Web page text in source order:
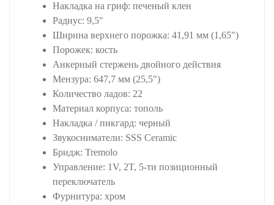
Накладка на гриф: печеный клен
Радиус: 9,5"
Ширина верхнего порожка: 41,91 мм (1,65")
Порожек: кость
Анкерный стержень двойного действия
Мензура: 647,7 мм (25,5")
Количество ладов: 22
Материал корпуса: тополь
Накладка / пикгард: черный
Звукосниматели: SSS Ceramic
Бридж: Tremolo
Управление: 1V, 2T, 5-ти позиционный
переключатель
Фурнитура: хром